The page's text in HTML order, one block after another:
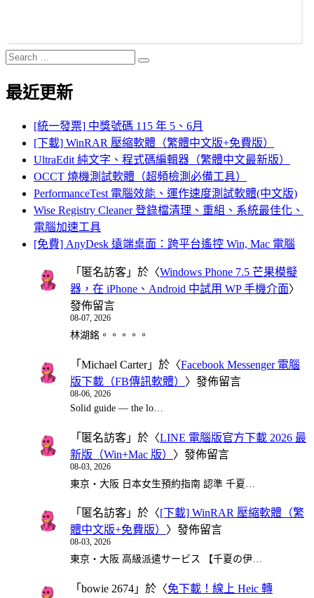
Search
for:
Search
最近更新
[統一發票] 中獎號碼 115 年 5、6月
[下載] WinRAR 壓縮軟體（繁體中文版+免費版）
UltraEdit 純文字、程式碼編輯器（繁體中文最新版）
OCCT 燒機測試軟體（超頻檢測必備工具）
PerformanceTest 電腦效能、運作速度測試軟體(中文版)
Wise Registry Cleaner 登錄檔清理、重組、系統最佳化、
電腦加速工具
[免費] AnyDesk 遠端桌面：跨平台遙控 Win, Mac 電腦
「 匿名訪客 」於〈Windows Phone 7.5 芒果模擬
器，在 iPhone、Android 中試用 WP 手機介面〉
發佈留言
08-07, 2026
林湖銘。。。。。
「 Michael Carter」於〈Facebook Messenger 電腦
版下載（FB傳訊軟體） 〉發佈留言
08-06, 2026
Solid guide — the lo…
「 匿名訪客 」於〈LINE 電腦版官方下載 2026 最
新版（Win+Mac 版） 〉發佈留言
08-03, 2026
東京・大阪 日本女生預約指南 認準 千夏…
「 匿名訪客 」於〈[下載] WinRAR 壓縮軟體（繁
體中文版+免費版） 〉發佈留言
08-03, 2026
東京・大阪 高級派遣サービス 【千夏の伊…
「 bowie 2674 」於〈免下載！線上 Heic 轉